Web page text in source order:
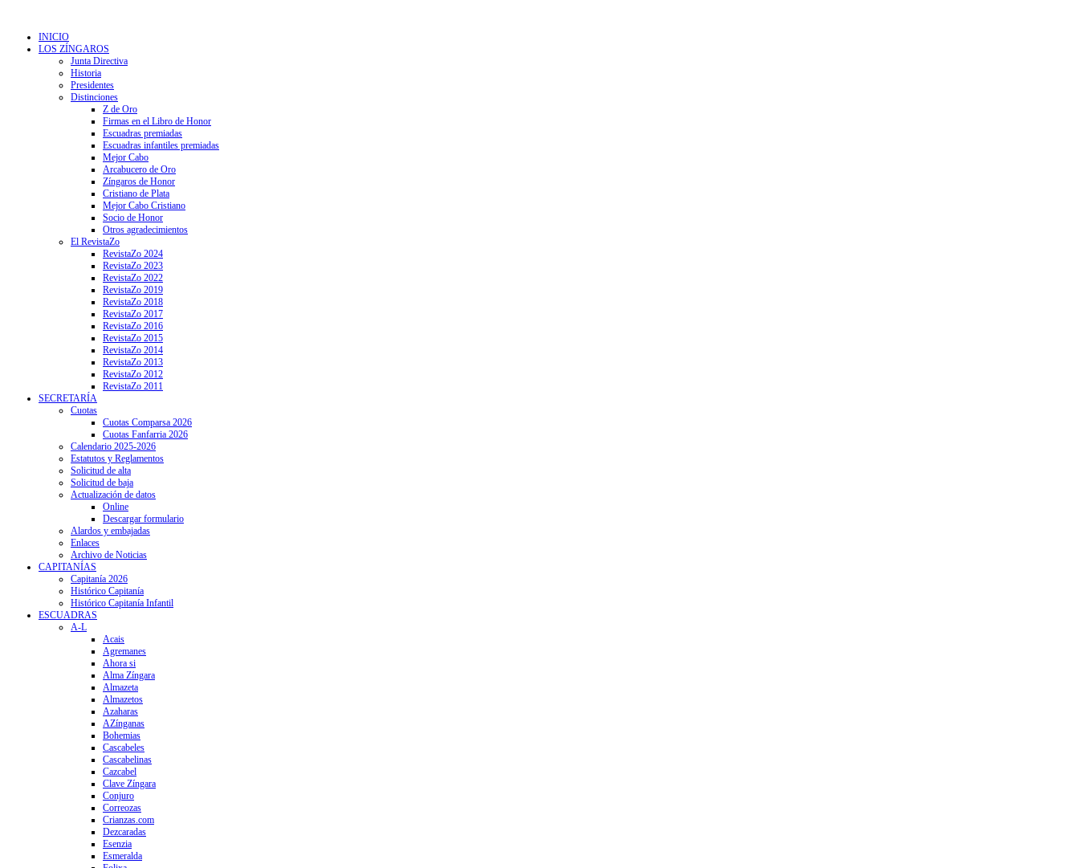
INICIO
LOS ZÍNGAROS
Junta Directiva
Historia
Presidentes
Distinciones
Z de Oro
Firmas en el Libro de Honor
Escuadras premiadas
Escuadras infantiles premiadas
Mejor Cabo
Arcabucero de Oro
Zíngaros de Honor
Cristiano de Plata
Mejor Cabo Cristiano
Socio de Honor
Otros agradecimientos
El RevistaZo
RevistaZo 2024
RevistaZo 2023
RevistaZo 2022
RevistaZo 2019
RevistaZo 2018
RevistaZo 2017
RevistaZo 2016
RevistaZo 2015
RevistaZo 2014
RevistaZo 2013
RevistaZo 2012
RevistaZo 2011
SECRETARÍA
Cuotas
Cuotas Comparsa 2026
Cuotas Fanfarria 2026
Calendario 2025-2026
Estatutos y Reglamentos
Solicitud de alta
Solicitud de baja
Actualización de datos
Online
Descargar formulario
Alardos y embajadas
Enlaces
Archivo de Noticias
CAPITANÍAS
Capitanía 2026
Histórico Capitanía
Histórico Capitanía Infantil
ESCUADRAS
A-L
Acais
Agremanes
Ahora si
Alma Zíngara
Almazeta
Almazetos
Azaharas
AZínganas
Bohemias
Cascabeles
Cascabelinas
Cazcabel
Clave Zíngara
Conjuro
Correozas
Crianzas.com
Dezcaradas
Esenzia
Esmeralda